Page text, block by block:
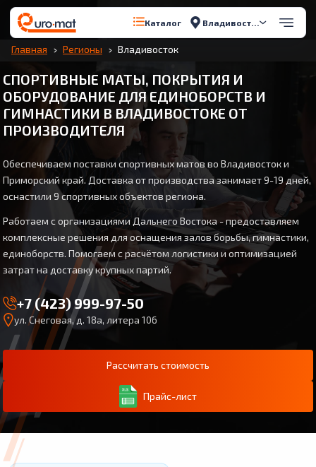
Каталог Владивосток
Главная Регионы Владивосток
СПОРТИВНЫЕ МАТЫ, ПОКРЫТИЯ И
ОБОРУДОВАНИЕ ДЛЯ ЕДИНОБОРСТВ И
ГИМНАСТИКИ В ВЛАДИВОСТОКЕ ОТ
ПРОИЗВОДИТЕЛЯ
Обеспечиваем поставки спортивных матов во Владивосток и
Приморский край. Доставка от производства занимает 9-19 дней,
оснастили 9 спортивных объектов региона.
Работаем с организациями Дальнего Востока - предоставляем
комплексные решения для оснащения залов борьбы, гимнастики,
единоборств. Помогаем с расчётом логистики и оптимизацией
затрат на доставку крупных партий.
+7 (423) 999-97-50
ул. Снеговая, д. 18а, литера 106
Рассчитать стоимость
Прайс-лист